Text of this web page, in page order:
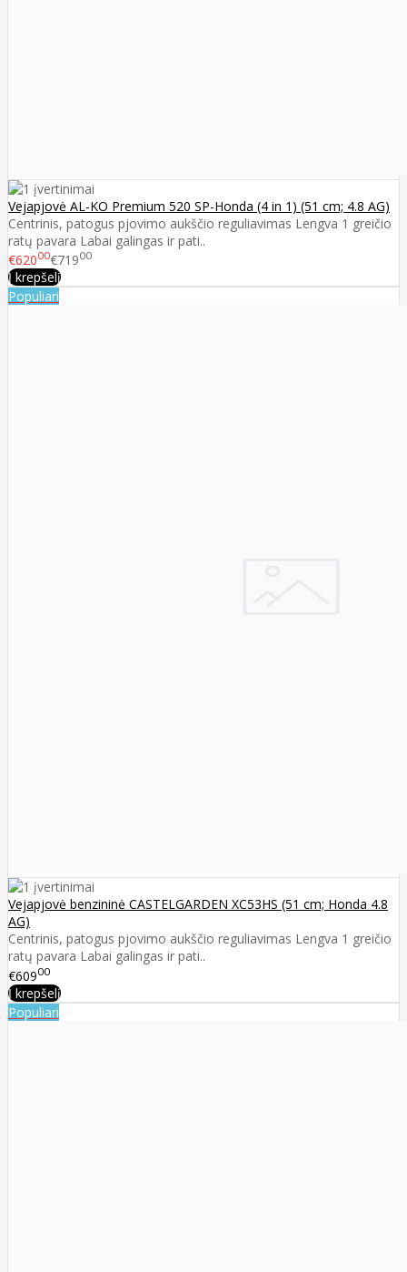
Vejapjovė AL-KO Premium 520 SP-Honda (4 in 1) (51 cm; 4.8 AG)
Centrinis, patogus pjovimo aukščio reguliavimas Lengva 1 greičio
ratų pavara Labai galingas ir pati..
€62000€71900
Į krepšelį
Populiari
Vejapjovė benzininė CASTELGARDEN XC53HS (51 cm; Honda 4.8
AG)
Centrinis, patogus pjovimo aukščio reguliavimas Lengva 1 greičio
ratų pavara Labai galingas ir pati..
€60900
Į krepšelį
Populiari